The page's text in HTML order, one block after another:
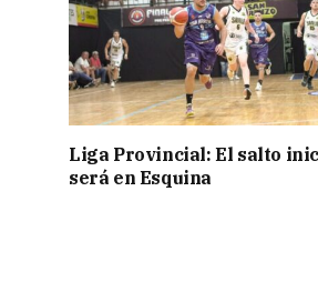
Liga Provincial: El salto
será en Esquina